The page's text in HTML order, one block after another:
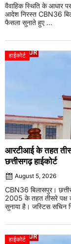
वैवाहिक स्थिति के आधार
आदेश निरस्त CBN36
फैसला सुनाते हुए ...
हाईकोर्ट
आरटीआई के तहत
छत्तीसगढ़ हाईकोर्ट
August 5, 2026
CBN36 बिलासपुर।
2005 के तहत तीसरे पक्ष
सुनाया है। जस्टिस सचिन
हाईकोर्ट